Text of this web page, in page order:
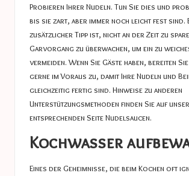
Probieren Ihrer Nudeln. Tun Sie dies und
bis sie zart, aber immer noch leicht fest sind.
zusätzlicher Tipp ist, nicht an der Zeit zu
Garvorgang zu überwachen, um ein zu
vermeiden. Wenn Sie Gäste haben, bereiten
gerne im Voraus zu, damit Ihre Nudeln und
gleichzeitig fertig sind. Hinweise zu anderen
Unterstützungsmethoden finden Sie auf
entsprechenden SeiteNudelsaucen.
Kochwasser
Eines der Geheimnisse, die beim Kochen oft